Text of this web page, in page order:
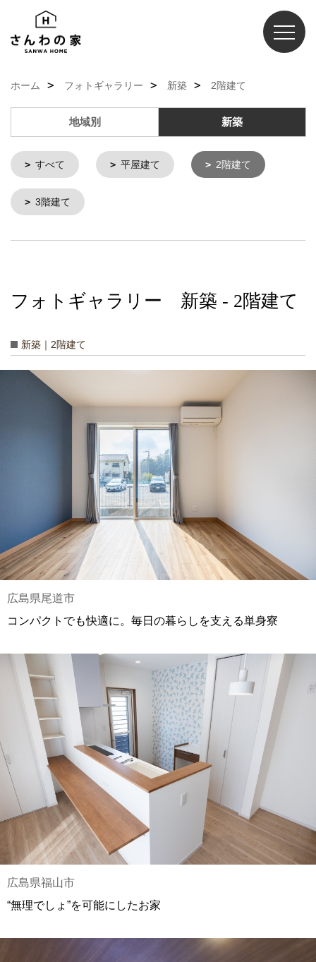
ホーム フォトギャラリー 新築 2階建て
地域別 新築
すべて 平屋建て 2階建て
3階建て
フォトギャラリー 新築 - 2階建て
新築｜2階建て
広島県尾道市
コンパクトでも快適に。毎日の暮らしを支える単身寮
広島県福山市
“無理でしょ”を可能にしたお家